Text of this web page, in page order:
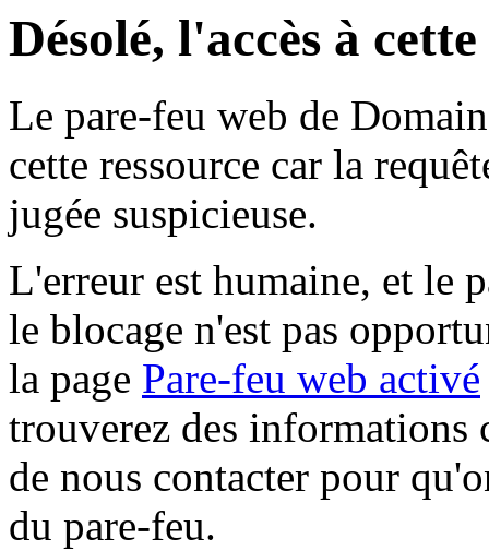
Désolé, l'accès à
Le pare-feu web de
cette ressource car la
jugée suspicieuse.
L'erreur est humaine, et le
le blocage n'est pas
la page Pare-feu web activé
trouverez des informations
de nous contacter pour
du pare-feu.